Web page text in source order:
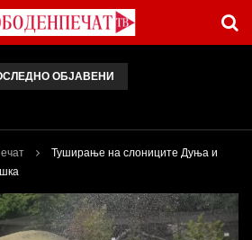
ОБЈАВЕНИ
Туширање на слониците Дуња и